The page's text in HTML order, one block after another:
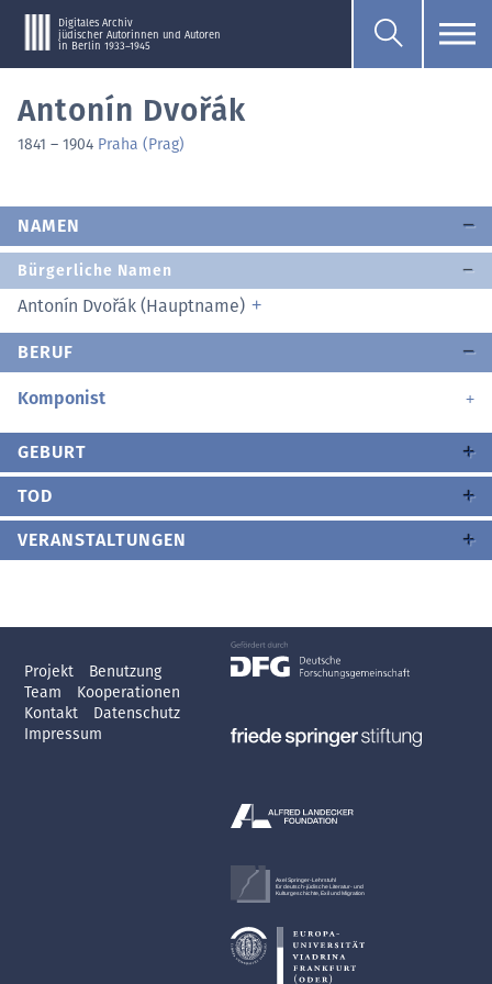
Digitales Archiv
jüdischer Autorinnen und Autoren
in Berlin 1933–1945
Antonín Dvořák
1841 – 1904 Praha (Prag)
NAMEN
Bürgerliche Namen
Antonín Dvořák (Hauptname)
BERUF
Komponist
GEBURT
TOD
VERANSTALTUNGEN
Projekt
Benutzung
Team
Kooperationen
Kontakt
Datenschutz
Impressum
Axel Springer-Lehrstuhl
für deutsch-jüdische Literatur- und
Kulturgeschichte, Exil und Migration